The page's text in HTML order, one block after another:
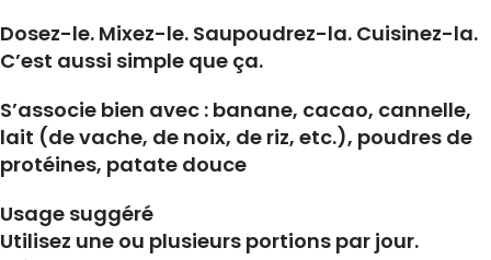
Dosez-le. Mixez-le. Saupoudrez-la. Cuisinez-la.
C’est aussi simple que ça.
S’associe bien avec : banane, cacao, cannelle,
lait (de vache, de noix, de riz, etc.), poudres de
protéines, patate douce
Usage suggéré
Utilisez une ou plusieurs portions par jour.